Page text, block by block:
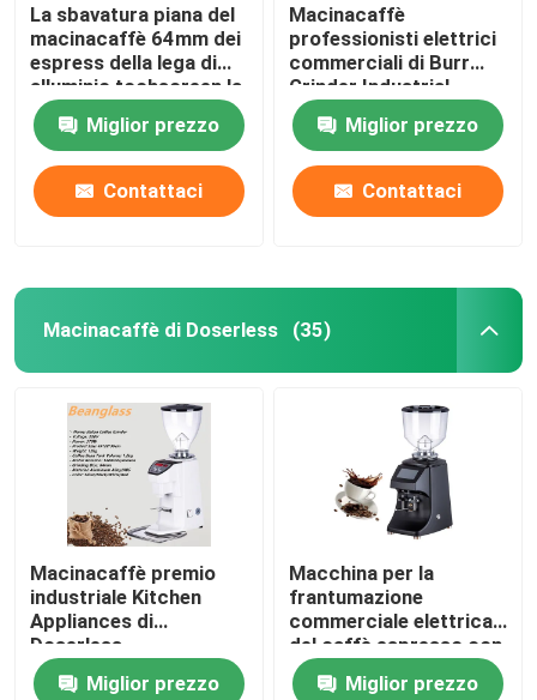
La sbavatura piana del
macinacaffè 64mm dei
espress della lega di
alluminio tochscreen la
smerigliatrice
Miglior prezzo
Contattaci
Macinacaffè
professionisti elettrici
commerciali di Burr
Grinder Industrial
Espresso Large
Miglior prezzo
Contattaci
Macinacaffè di Doserless (35)
Macinacaffè premio
industriale Kitchen
Appliances di
Doserless
Miglior prezzo
Macchina per la
frantumazione
commerciale elettrica
del caffè espresso con
la sbavatura di titanio
Miglior prezzo